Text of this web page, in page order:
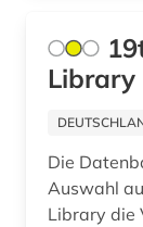
musik (2)
Library
Die
Auswahl
Library die